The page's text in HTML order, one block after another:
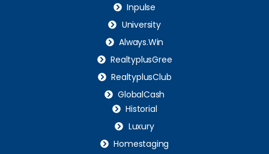
Inpulse
University
Always.Win
RealtyplusGree
RealtyplusClub
GlobalCash
Historial
Luxury
Homestaging